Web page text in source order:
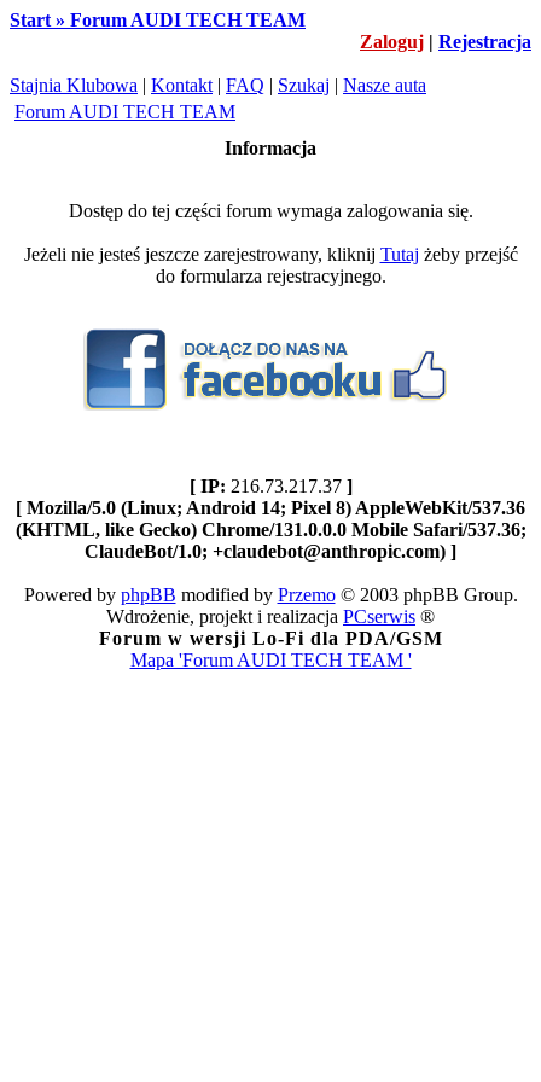
Start » Forum AUDI TECH TEAM
Zaloguj | Rejestracja
Stajnia Klubowa | Kontakt | FAQ | Szukaj | Nasze auta
Forum AUDI TECH TEAM
Informacja
Dostęp do tej części forum wymaga zalogowania się.
Jeżeli nie jesteś jeszcze zarejestrowany, kliknij Tutaj żeby przejść
do formularza rejestracyjnego.
[ IP: 216.73.217.37 ]
[ Mozilla/5.0 (Linux; Android 14; Pixel 8) AppleWebKit/537.36
(KHTML, like Gecko) Chrome/131.0.0.0 Mobile Safari/537.36;
ClaudeBot/1.0; +claudebot@anthropic.com) ]
Powered by phpBB modified by Przemo© 2003 phpBB Group.
Wdrożenie, projekt i realizacja PCserwis ®
Forum w wersji Lo-Fi dla PDA/GSM
Mapa 'Forum AUDI TECH TEAM '